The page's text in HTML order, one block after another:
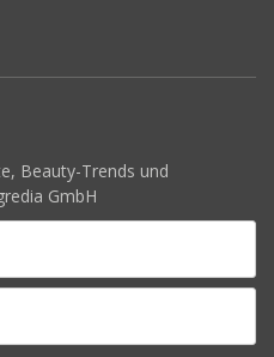
Beauty-Trends und
GmbH